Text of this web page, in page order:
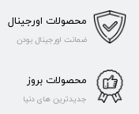
محصولات اورجینال
ضمانت اورجینال بودن
محصولات بروز
جدیدترین های دنیا